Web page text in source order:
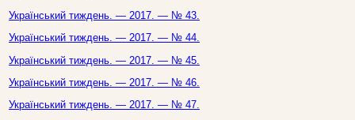
Український тиждень. — 2017. — № 43.
Український тиждень. — 2017. — № 44.
Український тиждень. — 2017. — № 45.
Український тиждень. — 2017. — № 46.
Український тиждень. — 2017. — № 47.